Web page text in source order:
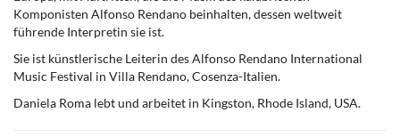
Komponisten Alfonso Rendano beinhalten, dessen weltweit
führende Interpretin sie ist.
Sie ist künstlerische Leiterin des Alfonso Rendano International
Music Festival in Villa Rendano, Cosenza-Italien.
Daniela Roma lebt und arbeitet in Kingston, Rhode Island, USA.